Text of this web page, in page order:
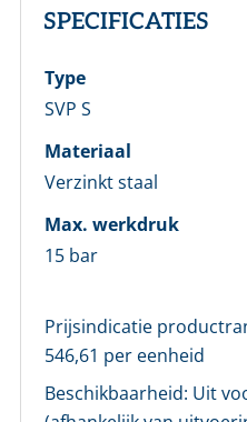
SPECIFICATIES
Type
SVP S
Materiaal
Verzinkt staal
Max. werkdruk
15 bar
Prijsindicatie
546,61 per eenheid
Beschikbaarheid: Uit
E-mailadres *
Wachtwoord *